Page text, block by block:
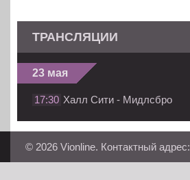
ТРАНСЛЯЦИИ
23 мая
17:30 Халл Сити - Мидлсбро
© 2026 Vionline. Контактный адрес: